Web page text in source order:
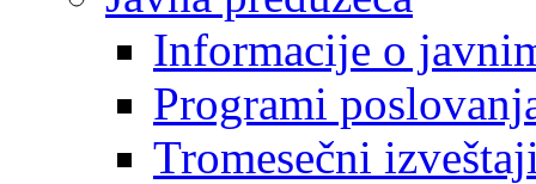
Informacije o
Programi
Tromesečni